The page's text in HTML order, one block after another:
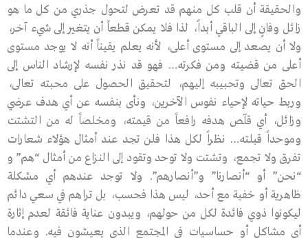
والحقيقة أن قلب كل منهم قد تعرض لتحول جذري من كل ما هو
زائل وفانٍ إلى الباقي أبداً، لذا فلا يمكن قطعاً أن يتغير إلى شيء آخر،
ولا أن يصعد إلى مستوى أعلى، لأنه يعلم يقيناً أنه لا يوجد مستوى
أعلى من قضيته ومن فكرته… فهو قد نذر نفسه لإرشاد الناس إلى
الحق تعالى وتحبيبه إليهم، لتحقيق الحصول على محبته تعالى،
وربط حياته لإحياء نفوس الآخرين، ونأى بنفسه عن أي هدف عرضي
وزائل، أي قلّص هدفه رافعاً من قيمته، ومخلصاً له من التشتت
وموحداً قبلته… نظراً لكل هذا فلن تجد عند أمثال هؤلاء شعارات
تفرق ولا تجمع، وتشتت ولا توحد وتقود إلى النزاع من أمثال “هم” و
“نحن” أو “أنصارنا” و”أنصارهم”. ولا توجد عندهم أي مشكلة
ظاهرية أو خفية مع أحد، ليس هذا فحسب، بل تراهم في سعي دائم
ليكونوا ذوي فائدة لكل من حولهم، ويبدون عناية فائقة لعدم إثارة
أي مشاكل أو حساسيات في المجتمع الذي يعيشون فيه. وعندما